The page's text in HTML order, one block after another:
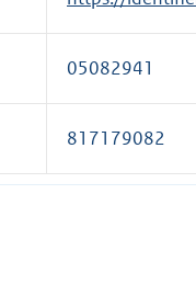
05082941
817179082